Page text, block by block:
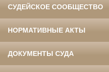
СУДЕЙСКОЕ СООБЩЕСТВО
НОРМАТИВНЫЕ АКТЫ
ДОКУМЕНТЫ СУДА